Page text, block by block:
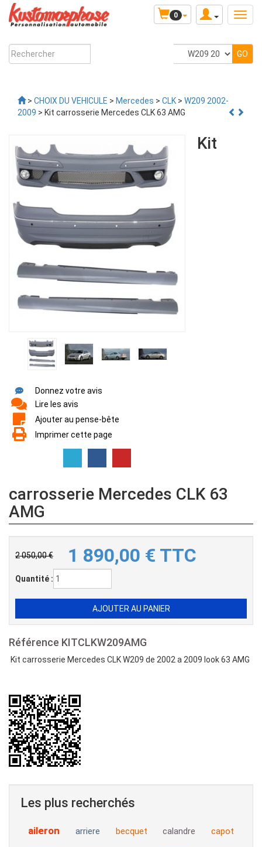
0
> CHOIX DU VEHICULE > Mercedes > CLK > W209 2002-
2009 > Kit carrosserie Mercedes CLK 63 AMG
Donnez votre avis
Lire les avis
Ajouter au pense-bête
Imprimer cette page
Kit
carrosserie Mercedes CLK 63
AMG
2 050,00 € 1 890,00 € TTC
Quantité :
Référence KITCLKW209AMG
Kit carrosserie Mercedes CLK W209 de 2002 a 2009 look 63 AMG
Les plus recherchés
aileron arriere becquet calandre capot